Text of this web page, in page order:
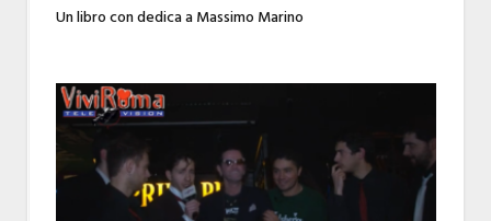
Un libro con dedica a Massimo Marino